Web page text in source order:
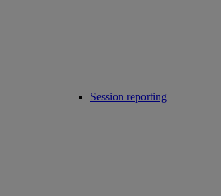
Session reporting